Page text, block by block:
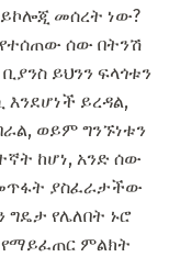
መሰረት ነው?
ሰው በትንሽ
ይህንን ፍላጎቱን
ይረዳል,
ወይም ግንኙነቱን
ከሆነ, አንድ ሰው
ያስፈራታችው
የሌለበት ኑሮ
ምልክት